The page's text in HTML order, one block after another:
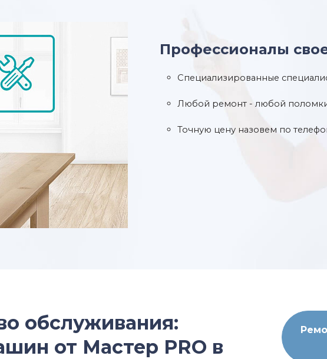
Профессионалы
Специализированные
Любой ремонт - любой
Точную цену назовем по
обслуживания:
от Мастер PRO в